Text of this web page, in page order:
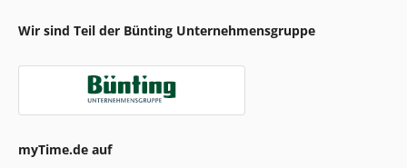
Wir sind Teil der Bünting Unternehmensgruppe
myTime.de auf